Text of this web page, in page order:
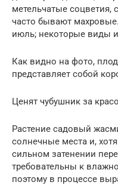
метельчатые
часто бывают
июль; некоторые виды и
Как видно на фото,
представляет собой
Ценят чубушник за
Растение садовый
солнечные места и,
сильном затенении
требовательны к
поэтому в процессе